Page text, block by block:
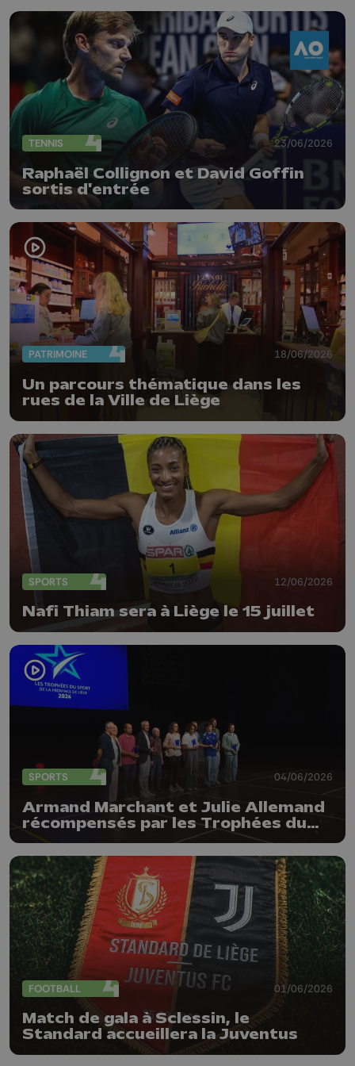
TENNIS 23/06/2026
Raphaël Collignon et David Goffin
sortis d'entrée
PATRIMOINE 18/06/2026
Un parcours thématique dans les
rues de la Ville de Liège
SPORTS 12/06/2026
Nafi Thiam sera à Liège le 15 juillet
SPORTS 04/06/2026
Armand Marchant et Julie Allemand
récompensés par les Trophées du
sport de la Province de Liège
FOOTBALL 01/06/2026
Match de gala à Sclessin, le
Standard accueillera la Juventus